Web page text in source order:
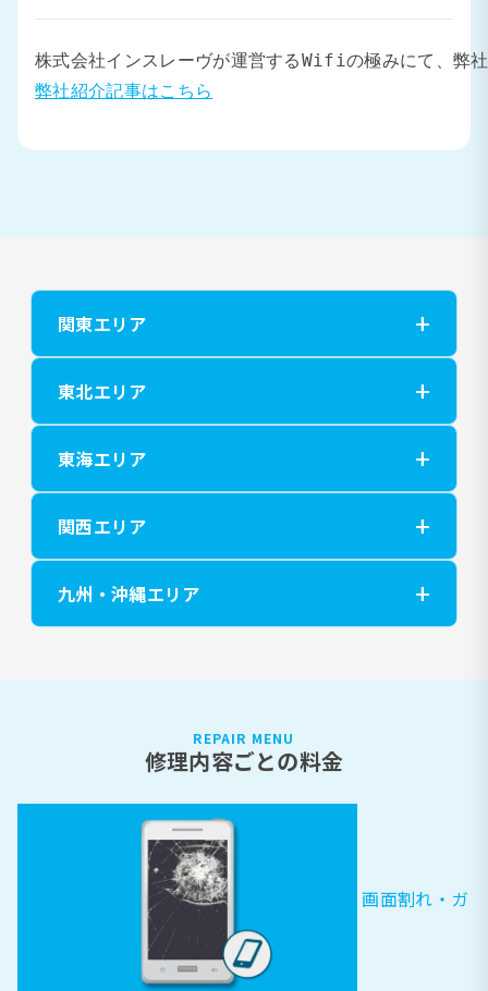
弊社紹介記事はこちら
関東エリア
東北エリア
東海エリア
関西エリア
九州・沖縄エリア
REPAIR MENU
修理内容ごとの料金
画面割れ・ガ